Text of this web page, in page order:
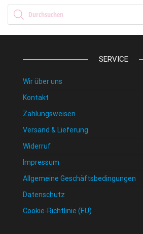
Products search
SERVICE
Wir über uns
Kontakt
Zahlungsweisen
Versand & Lieferung
Widerruf
Impressum
Allgemeine Geschäftsbedingungen
Datenschutz
Cookie-Richtlinie (EU)